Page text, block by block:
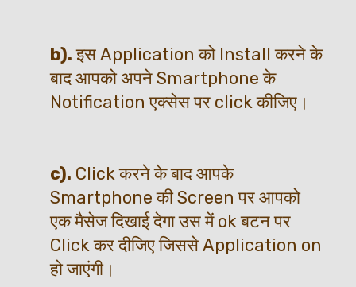
b). इस Application को Install करने के
बाद आपको अपने Smartphone के
Notification एक्सेस पर click कीजिए।
c). Click करने के बाद आपके
Smartphone की Screen पर आपको
एक मैसेज दिखाई देगा उस में ok बटन पर
Click कर दीजिए जिससे Application on
हो जाएंगी।